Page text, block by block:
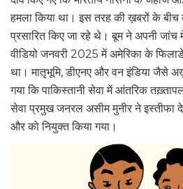
हमला किया था। इस तरह की ख़बरों के बीच
प्रसारित किए जा रहे थे। बूम ने अपनी
वीडियो जनवरी 2025 में अमेरिका के
था। मातृभूमि, डीएनए और वन इंडिया जैसे
गया कि पाकिस्तानी सेवा में आंतरिक
सेवा प्रमुख जनरल असीम मुनीर ने इस्तीफा
और को नियुक्त किया गया।